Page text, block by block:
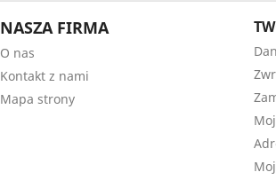
NASZA FIRMA
O nas
Kontakt z nami
Mapa strony